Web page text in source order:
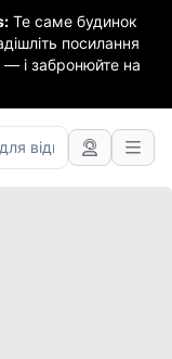
Те саме будинок
посилання
і забронюйте на